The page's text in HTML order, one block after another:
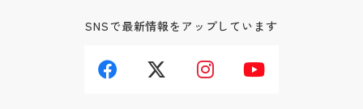
SNSで最新情報をアップしています